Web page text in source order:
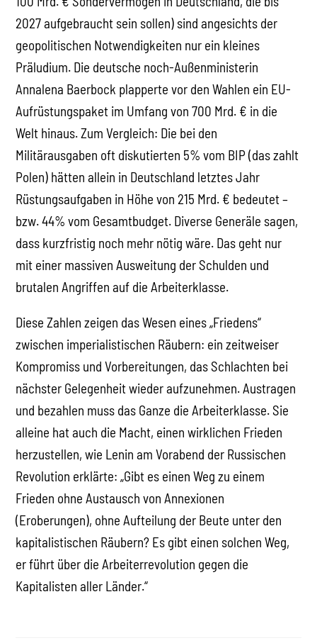
2027 aufgebraucht sein sollen) sind angesichts der
geopolitischen Notwendigkeiten nur ein kleines
Präludium. Die deutsche noch-Außenministerin
Annalena Baerbock plapperte vor den Wahlen ein EU-
Aufrüstungspaket im Umfang von 700 Mrd. € in die
Welt hinaus. Zum Vergleich: Die bei den
Militärausgaben oft diskutierten 5% vom BIP (das zahlt
Polen) hätten allein in Deutschland letztes Jahr
Rüstungsaufgaben in Höhe von 215 Mrd. € bedeutet –
bzw. 44% vom Gesamtbudget. Diverse Generäle sagen,
dass kurzfristig noch mehr nötig wäre. Das geht nur
mit einer massiven Ausweitung der Schulden und
brutalen Angriffen auf die Arbeiterklasse.
Diese Zahlen zeigen das Wesen eines „Friedens“
zwischen imperialistischen Räubern: ein zeitweiser
Kompromiss und Vorbereitungen, das Schlachten bei
nächster Gelegenheit wieder aufzunehmen. Austragen
und bezahlen muss das Ganze die Arbeiterklasse. Sie
alleine hat auch die Macht, einen wirklichen Frieden
herzustellen, wie Lenin am Vorabend der Russischen
Revolution erklärte: „Gibt es einen Weg zu einem
Frieden ohne Austausch von Annexionen
(Eroberungen), ohne Aufteilung der Beute unter den
kapitalistischen Räubern? Es gibt einen solchen Weg,
er führt über die Arbeiterrevolution gegen die
Kapitalisten aller Länder.“